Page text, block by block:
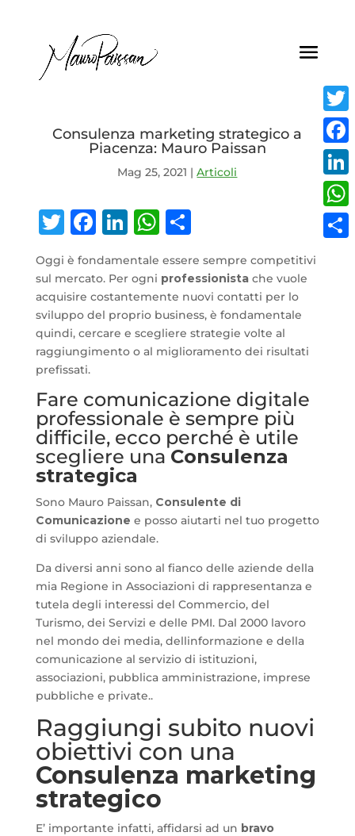
Consulenza marketing strategico a
Piacenza: Mauro Paissan
Mag 25, 2021 |Articoli
Twitter
Facebook
LinkedIn
WhatsApp
Condividi
Oggi è fondamentale essere sempre competitivi
sul mercato. Per ogni professionistache vuole
acquisire costantemente nuovi contatti per lo
sviluppo del proprio business, è fondamentale
quindi, cercare e scegliere strategie volte al
raggiungimento o al miglioramento dei risultati
prefissati.
Fare comunicazione digitale
professionale è sempre più
difficile, ecco perché è utile
scegliere una Consulenza
strategica
Sono Mauro Paissan, Consulente di
Comunicazione e posso aiutarti nel tuo progetto
di sviluppo aziendale.
Da diversi anni sono al fianco delle aziende della
mia Regione in Associazioni di rappresentanza e
tutela degli interessi del Commercio, del
Turismo, dei Servizi e delle PMI. Dal 2000 lavoro
nel mondo dei media, dellinformazione e della
comunicazione al servizio di istituzioni,
associazioni, pubblica amministrazione, imprese
pubbliche e private..
Raggiungi subito nuovi
obiettivi con una
Consulenza marketing
strategico
E’ importante infatti, affidarsi ad un bravo